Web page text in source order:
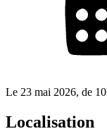
Le 23 mai 2026, de
Localisation